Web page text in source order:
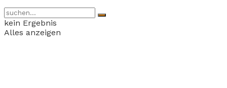
kein Ergebnis
Alles anzeigen